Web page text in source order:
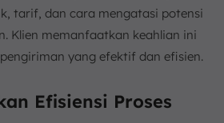
tarif, dan cara mengatasi potensi
Klien memanfaatkan keahlian ini
yang efektif dan efisien.
Efisiensi Proses